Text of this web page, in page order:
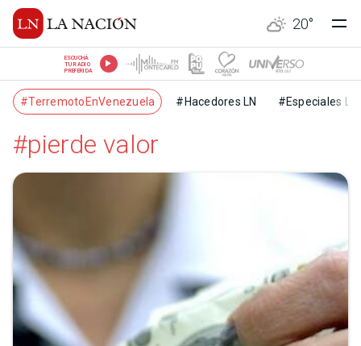
20°
ESCUCHÁ
TU RADIO
PREFERIDA
#TerremotoEnVenezuela #Hacedores LN #Especiales LN
#pierde valor